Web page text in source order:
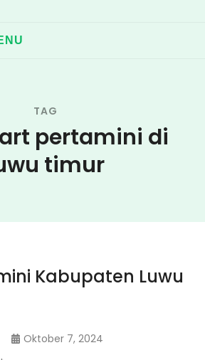
TAG
pertamini di
timur
Kabupaten Luwu
Oktober 7, 2024